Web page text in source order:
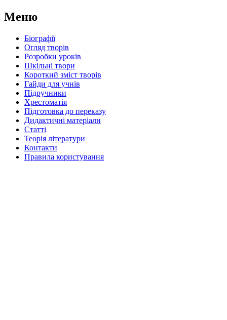
Меню
Біографії
Огляд творів
Розробки уроків
Шкільні твори
Короткий зміст творів
Гайди для учнів
Підручники
Хрестоматія
Підготовка до переказу
Дидактичні матеріали
Статті
Теорія літератури
Контакти
Правила користування